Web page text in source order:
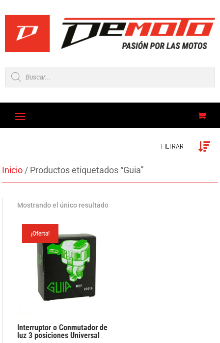
Búsqueda
de
productos
FILTRAR
Inicio / Productos etiquetados “Guia”
Mostrando el único resultado
¡Oferta!
Interruptor o Conmutador de
luz 3 posiciones Universal